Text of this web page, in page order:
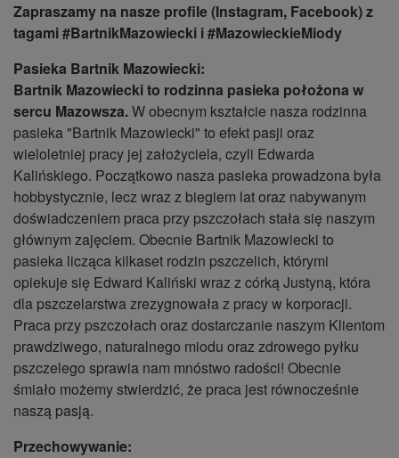
Zapraszamy na nasze profile (Instagram, Facebook) z
tagami #BartnikMazowiecki i #MazowieckieMiody
Pasieka Bartnik Mazowiecki:
Bartnik Mazowiecki to rodzinna pasieka położona w
sercu Mazowsza.W obecnym kształcie nasza rodzinna
pasieka "Bartnik Mazowiecki" to efekt pasji oraz
wieloletniej pracy jej założyciela, czyli Edwarda
Kalińskiego. Początkowo nasza pasieka prowadzona była
hobbystycznie, lecz wraz z biegiem lat oraz nabywanym
doświadczeniem praca przy pszczołach stała się naszym
głównym zajęciem. Obecnie Bartnik Mazowiecki to
pasieka licząca kilkaset rodzin pszczelich, którymi
opiekuje się Edward Kaliński wraz z córką Justyną, która
dla pszczelarstwa zrezygnowała z pracy w korporacji.
Praca przy pszczołach oraz dostarczanie naszym Klientom
prawdziwego, naturalnego miodu oraz zdrowego pyłku
pszczelego sprawia nam mnóstwo radości! Obecnie
śmiało możemy stwierdzić, że praca jest równocześnie
naszą pasją.
Przechowywanie: